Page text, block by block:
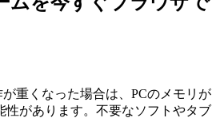
重くなった場合は、PCのメモリが
性があります。不要なソフトやタブ